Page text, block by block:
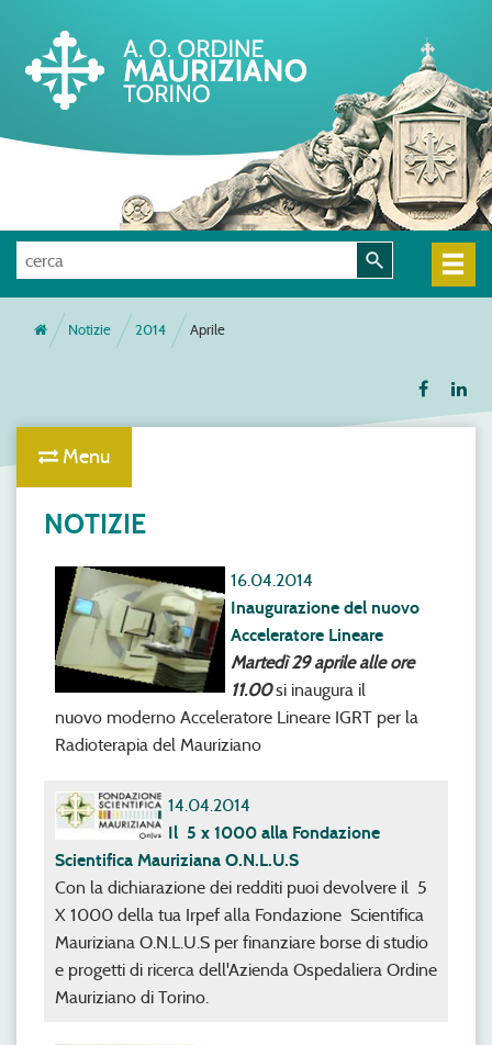
Notizie 2014 Aprile
Menu
NOTIZIE
16.04.2014
Inaugurazione del nuovo
Acceleratore Lineare
Martedì 29 aprile alle ore
11.00si inaugura il
nuovo moderno Acceleratore Lineare IGRT per la
Radioterapia del Mauriziano
14.04.2014
Il 5 x 1000 alla Fondazione
Scientifica Mauriziana O.N.L.U.S
Con la dichiarazione dei redditi puoi devolvere il 5
X 1000 della tua Irpef alla Fondazione Scientifica
Mauriziana O.N.L.U.S per finanziare borse di studio
e progetti di ricerca dell'Azienda Ospedaliera Ordine
Mauriziano di Torino.